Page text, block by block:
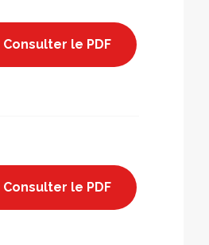
Consulter le PDF
Consulter le PDF